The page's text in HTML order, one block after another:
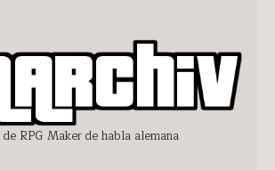
RPG Maker de habla alemana